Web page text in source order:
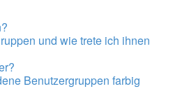
und wie trete ich ihnen
Benutzergruppen farbig